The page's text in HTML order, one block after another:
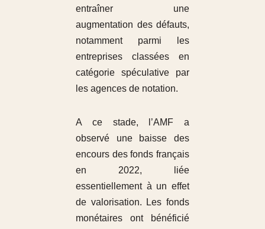
entraîner une
augmentation des défauts,
notamment parmi les
entreprises classées en
catégorie spéculative par
les agences de notation.
A ce stade, l’AMF a
observé une baisse des
encours des fonds français
en 2022, liée
essentiellement à un effet
de valorisation. Les fonds
monétaires ont bénéficié